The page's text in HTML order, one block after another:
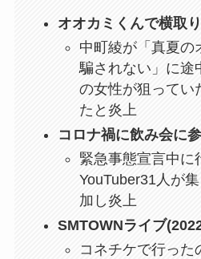
オオカミくんで横取
中町綾が「真夏の
騙されない」に途
の女性が狙ってい
たと炎上
コロナ禍に飲み会に
緊急事態宣言中に
YouTuber31人が
加し炎上
SMTOWNライブ
コネチケで行った